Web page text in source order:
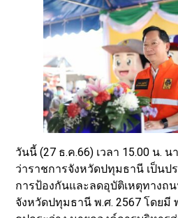
วันนี้ (27 ธ.ค.66) เวลา 15.00 น.
ว่าราชการจังหวัดปทุมธานี เป็น
การป้องกันและลดอุบัติเหตุทางถ
จังหวัดปทุมธานี พ.ศ. 2567 โดย